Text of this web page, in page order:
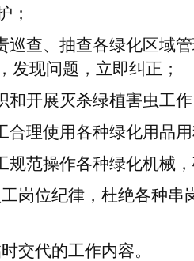
；
巡查、抽查各绿化区域
发现问题，立即纠正；
和开展灭杀绿植害虫工
合理使用各种绿化用品
规范操作各种绿化机械
工岗位纪律，杜绝各种
交代的工作内容。